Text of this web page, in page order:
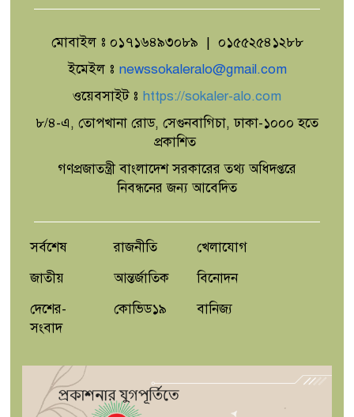
মোবাইল ঃ ০১৭১৬৪৯৩০৮৯ | ০১৫৫২৫৪১২৮৮
ইমেইল ঃ newssokaleralo@gmail.com
ওয়েবসাইট ঃ https://sokaler-alo.com
৮/৪-এ, তোপখানা রোড, সেগুনবাগিচা, ঢাকা-১০০০ হতে
প্রকাশিত
গণপ্রজাতন্ত্রী বাংলাদেশ সরকারের তথ্য অধিদপ্তরে
নিবন্ধনের জন্য আবেদিত
সর্বশেষ
জাতীয়
দেশের-
সংবাদ
রাজনীতি
আন্তর্জাতিক
কোভিড১৯
খেলাযোগ
বিনোদন
বানিজ্য